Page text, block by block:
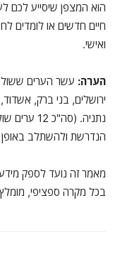
הוא המצפן שיסייע לכם
חיים חדשים או לומדים
ואישי.
הערה: עשר הערים
ירושלים, בני ברק,
נתניה.
הנדרשת ולהשתלב
מאמר זה נועד לספק מידע
בכל מקרה ספציפי,